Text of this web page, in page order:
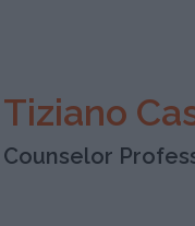
Tiziano
Counselor